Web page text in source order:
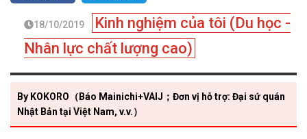
18/10/2019
Kinh nghiệm của tôi (Du học -
Nhân lực chất lượng cao)
By KOKORO（Báo Mainichi+VAIJ；Đơn vị hỗ trợ: Đại sứ quán
Nhật Bản tại Việt Nam, v.v.）